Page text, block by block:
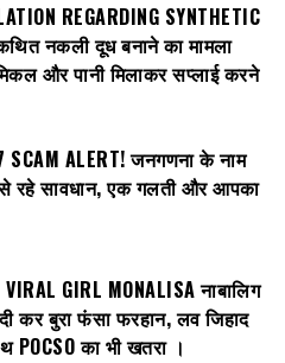
REGARDING SYNTHETIC
नकली दूध बनाने का मामला
और पानी मिलाकर सप्लाई करने
SCAM ALERT! जनगणना के नाम
से रहे सावधान, एक गलती और आपका
GIRL MONALISA नाबालिग
कर बुरा फंसा फरहान, लव जिहाद
POCSO का भी खतरा ।